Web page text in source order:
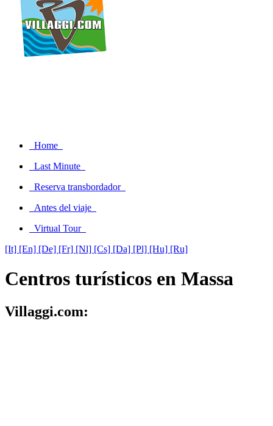
Home
Last Minute
Reserva transbordador
Antes del viaje
Virtual Tour
[It] [En] [De] [Fr] [Nl] [Cs] [Da] [Pl] [Hu] [Ru]
Centros turísticos en Massa
Villaggi.com: